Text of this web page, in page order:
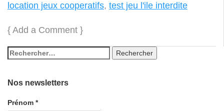
location jeux cooperatifs, test jeu l'ile interdite
{ Add a Comment }
Nos newsletters
Prénom *